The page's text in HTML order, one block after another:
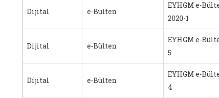
Dijital e-Bülten
EYHGM e-
2020-1
Dijital e-Bülten
EYHGM e-
5
Dijital e-Bülten
EYHGM e-
4